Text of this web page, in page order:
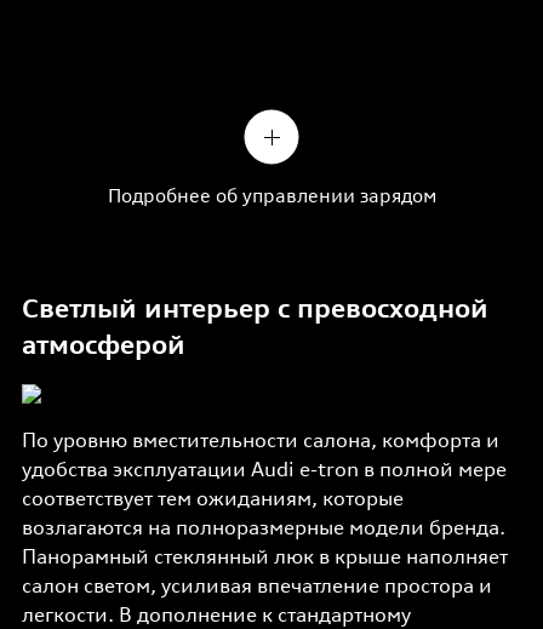
Подробнее об управлении зарядом
Светлый интерьер с превосходной
атмосферой
По уровню вместительности салона, комфорта и
удобства эксплуатации Audi e-tron в полной мере
соответствует тем ожиданиям, которые
возлагаются на полноразмерные модели бренда.
Панорамный стеклянный люк в крыше наполняет
салон светом, усиливая впечатление простора и
легкости. В дополнение к стандартному